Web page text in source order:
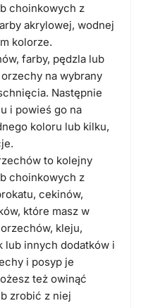
choinkowych z
akrylowej, wodnej
kolorze.
farby, pędzla lub
na wybrany
Następnie
i powieś go na
koloru lub kilku,
to kolejny
choinkowych z
cekinów,
które masz w
kleju,
lub innych dodatków i
i posyp je
też owinąć
zrobić z niej